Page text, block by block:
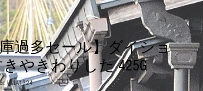
過多セール】ダイショ
やきわりした 425G
UMA1324